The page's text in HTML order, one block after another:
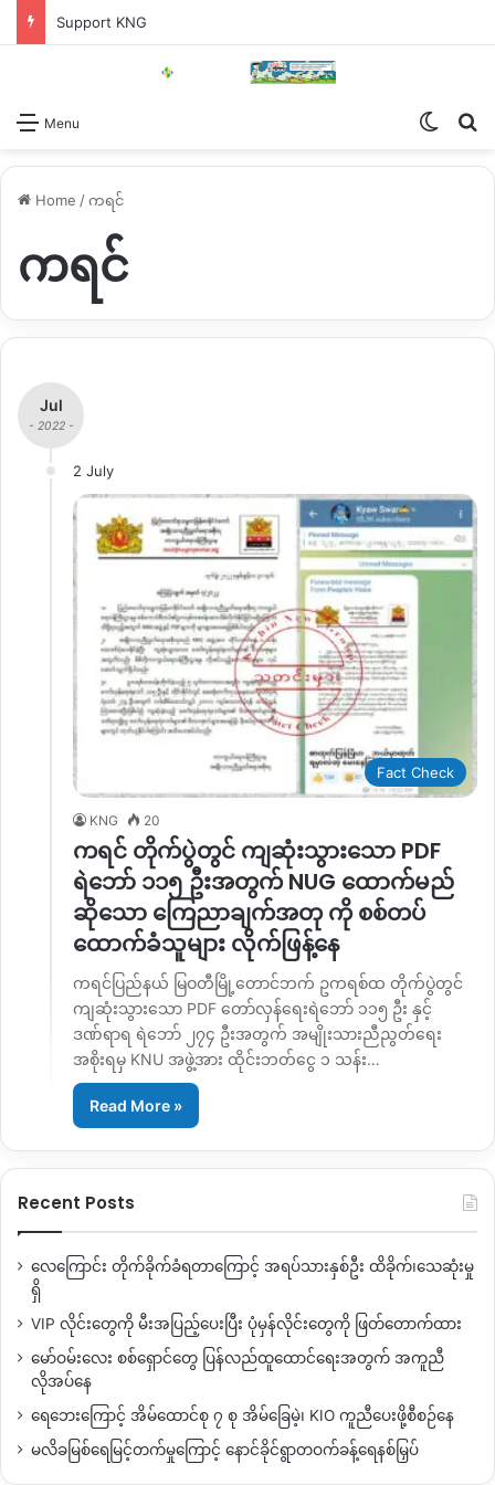
Support KNG
Menu
Home /ကရင်
ကရင်
Jul
- 2022 -
2 July
Fact Check
KNG 20
ကရင် တိုက်ပွဲတွင် ကျဆုံးသွားသော PDF
ရဲဘော် ၁၁၅ ဦးအတွက် NUG ထောက်မည်
ဆိုသော ကြေညာချက်အတု ကို စစ်တပ်
ထောက်ခံသူများ လိုက်ဖြန့်နေ
ကရင်ပြည်နယ် မြဝတီမြို့တောင်ဘက် ဥကရစ်ထ တိုက်ပွဲတွင်
ကျဆုံးသွားသော PDF တော်လှန်ရေးရဲဘော် ၁၁၅ ဦး နှင့်
ဒဏ်ရာရ ရဲဘော် ၂၇၄ ဦးအတွက် အမျိုးသားညီညွတ်ရေး
အစိုးရမှ KNU အဖွဲ့အား ထိုင်းဘတ်ငွေ ၁ သန်း…
Read More »
Recent Posts
လေကြောင်း တိုက်ခိုက်ခံရတာကြောင့် အရပ်သားနှစ်ဦး ထိခိုက်၊သေဆုံးမှု
ရှိ
VIP လိုင်းတွေကို မီးအပြည့်ပေးပြီး ပုံမှန်လိုင်းတွေကို ဖြတ်တောက်ထား
မော်ဝမ်းလေး စစ်ရှောင်တွေ ပြန်လည်ထူထောင်ရေးအတွက် အကူညီ
လိုအပ်နေ
ရေဘေးကြောင့် အိမ်ထောင်စု ၇ စု အိမ်ခြေမဲ့၊ KIO ကူညီပေးဖို့စီစဉ်နေ
မလိခမြစ်ရေမြင့်တက်မှုကြောင့် နောင်ခိုင်ရွာတဝက်ခန့်ရေနစ်မြှပ်